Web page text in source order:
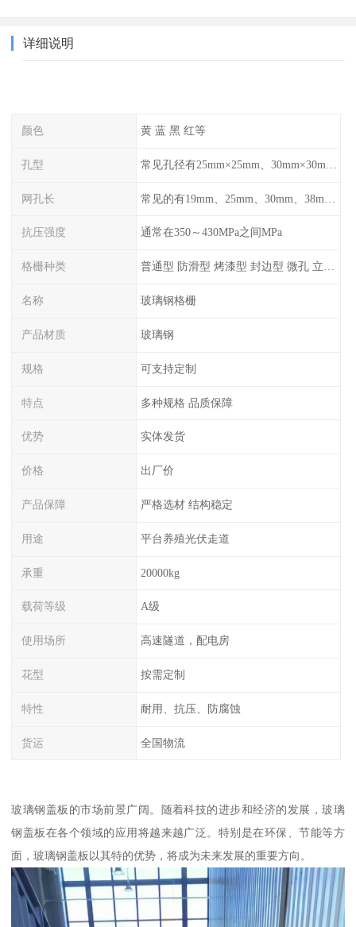
详细说明
颜色 黄 蓝 黑 红等
孔型
网孔长
抗压强度 通常在350～430MPa之间MPa
格栅种类 普通型 防滑型 ‌烤漆型 封边型 ‌微孔 立体 加砂覆面型 平面型
名称 玻璃钢格栅
产品材质 玻璃钢
规格 可支持定制
特点 多种规格 品质保障
优势 实体发货
价格 出厂价
产品保障 严格选材 结构稳定
用途 平台养殖光伏走道
承重 20000kg
载荷等级 A级
使用场所 高速隧道，配电房
花型 按需定制
特性 耐用、抗压、防腐蚀
货运 全国物流
玻璃钢盖板的市场前景广阔。随着科技的进步和经济的发展，玻璃
钢盖板在各个领域的应用将越来越广泛。特别是在环保、节能等方
面，玻璃钢盖板以其特的优势，将成为未来发展的重要方向。